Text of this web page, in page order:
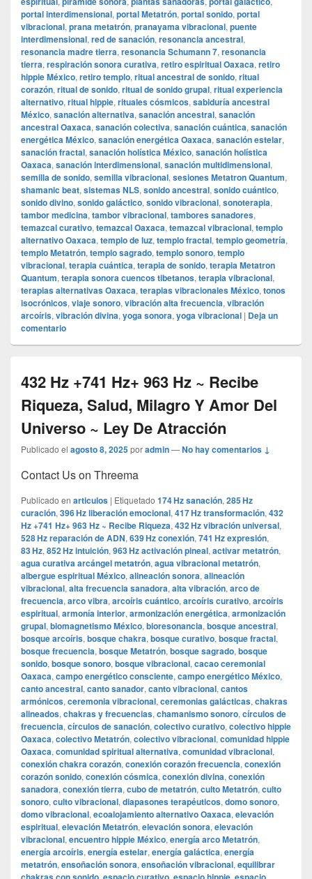
portal interdimensional, portal Metatrón, portal sonido, portal
vibracional, prana metatrón, pranayama vibracional, puente
interdimensional, red de sanación, resonancia ancestral,
resonancia madre tierra, resonancia Schumann 7, resonancia
tierra, respiración sonora curativa, retiro espiritual Oaxaca, retiro
hippie México, retiro templo, ritual ancestral de sonido, ritual
corazón, ritual de sonido, ritual de sonido grupal, ritual experiencia
alternativo, ritual hippie, rituales cósmicos, sabiduría ancestral
México, sanación alternativa, sanación ancestral, sanación
ancestral Oaxaca, sanación colectiva, sanación cuántica, sanación
energética México, sanación energética Oaxaca, sanación estelar,
sanación fractal, sanación holística México, sanación holística
Oaxaca, sanación interdimensional, sanación multidimensional,
semilla de sonido, semilla vibracional, sesiones Metatron Quantum,
shamanic beat, sistemas NLS, sonido ancestral, sonido cuántico,
sonido divino, sonido galáctico, sonido vibracional, sonoterapia,
tambor medicina, tambor vibracional, tambores sanadores,
temazcal curativo, temazcal Oaxaca, temazcal vibracional, templo
alternativo Oaxaca, templo de luz, templo fractal, templo geometría,
templo Metatrón, templo sagrado, templo sonoro, templo
vibracional, terapia cuántica, terapia de sonido, terapia Metatron
Quantum, terapia sonora cuencos tibetanos, terapia vibracional,
terapias alternativas Oaxaca, terapias vibracionales México, tonos
isocrónicos, viaje sonoro, vibración alta frecuencia, vibración
arcoíris, vibración divina, yoga sonora, yoga vibracional | Deja un
comentario
432 Hz +741 Hz+ 963 Hz ~ Recibe
Riqueza, Salud, Milagro Y Amor Del
Universo ~ Ley De Atracción
Publicado el agosto 8, 2025poradmin—No hay comentarios ↓
Contact Us on Threema
Publicado en articulos | Etiquetado 174 Hz sanación, 285 Hz
curación, 396 Hz liberación emocional, 417 Hz transformación, 432
Hz +741 Hz+ 963 Hz ~ Recibe Riqueza, 432 Hz vibración universal,
528 Hz reparación de ADN, 639 Hz conexión, 741 Hz expresión,
83 Hz, 852 Hz intuición, 963 Hz activación pineal, activar metatrón,
agua curativa arcángel metatrón, agua vibracional metatrón,
albergue espiritual México, alineación sonora, alineación
vibracional, alta frecuencia sanadora, alta vibración, arco de
frecuencia, arco vibra, arcoíris cuántico, arcoíris curativo, arcoíris
espiritual, armonía interior, armonización energética, armonización
grupal, biomagnetismo México, bioresonancia, bosque ancestral,
bosque arcoíris, bosque chakra, bosque curativo, bosque fractal,
bosque frecuencia, bosque Metatrón, bosque sagrado, bosque
sonido, bosque sonoro, bosque vibracional, cacao ceremonial
Oaxaca, campo energético consciente, campo energético México,
canto ancestral, canto sanador, canto vibracional, cantos
armónicos, ceremonia vibracional, ceremonias galácticas, chakras
alineados, chakras y frecuencias, chamanismo sonoro, círculos de
frecuencia, círculos de sanación, colectivo curativo, colectivo hippie
Oaxaca, colectivo Metatrón, colectivo vibracional, comunidad hippie
Oaxaca, comunidad spiritual alternativa, comunidad vibracional,
conexión chakra corazón, conexión corazón frecuencia, conexión
corazón sonido, conexión cósmica, conexión divina, conexión
sanadora, conexión tierra, cubo de metatrón, culto Metatrón, culto
sonoro, culto vibracional, diapasones terapéuticos, domo sonoro,
domo vibracional, ecoalojamiento alternativo Oaxaca, elevación
espiritual, elevación Metatrón, elevación sonora, elevación
vibracional, encuentro hippie México, energía arco Metatrón,
energía arcoíris, energía estelar, energía galáctica, energía
metatrón, ensoñación sonora, ensoñación vibracional, equilibrar